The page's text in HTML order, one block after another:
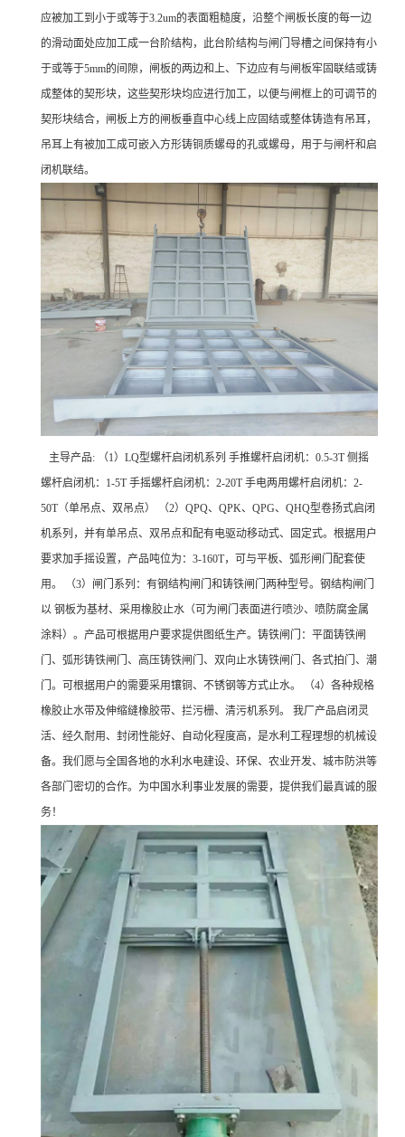
应被加工到小于或等于3.2um的表面粗糙度，沿整个闸板长度的每一边
的滑动面处应加工成一台阶结构，此台阶结构与闸门导槽之间保持有小
于或等于5mm的间隙，闸板的两边和上、下边应有与闸板牢固联结或铸
成整体的契形块，这些契形块均应进行加工，以便与闸框上的可调节的
契形块结合，闸板上方的闸板垂直中心线上应固结或整体铸造有吊耳，
吊耳上有被加工成可嵌入方形铸铜质螺母的孔或螺母，用于与闸杆和启
闭机联结。
主导产品: （1）LQ型螺杆启闭机系列 手推螺杆启闭机：0.5-3T 侧摇
螺杆启闭机：1-5T 手摇螺杆启闭机：2-20T 手电两用螺杆启闭机：2-
50T（单吊点、双吊点） （2）QPQ、QPK、QPG、QHQ型卷扬式启闭
机系列，并有单吊点、双吊点和配有电驱动移动式、固定式。根据用户
要求加手摇设置，产品吨位为：3-160T，可与平板、弧形闸门配套使
用。 （3）闸门系列：有钢结构闸门和铸铁闸门两种型号。钢结构闸门
以 钢板为基材、采用橡胶止水（可为闸门表面进行喷沙、喷防腐金属
涂料）。产品可根据用户要求提供图纸生产。铸铁闸门：平面铸铁闸
门、弧形铸铁闸门、高压铸铁闸门、双向止水铸铁闸门、各式拍门、潮
门。可根据用户的需要采用镶铜、不锈钢等方式止水。 （4）各种规格
橡胶止水带及伸缩缝橡胶带、拦污栅、清污机系列。 我厂产品启闭灵
活、经久耐用、封闭性能好、自动化程度高，是水利工程理想的机械设
备。我们愿与全国各地的水利水电建设、环保、农业开发、城市防洪等
各部门密切的合作。为中国水利事业发展的需要，提供我们最真诚的服
务！